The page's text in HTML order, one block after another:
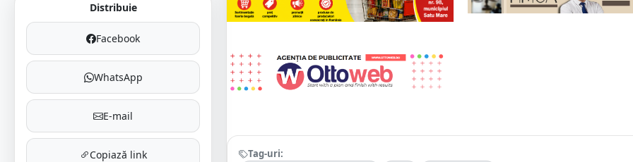
Distribuie
Facebook
WhatsApp
E-mail
Copiază link
Tag-uri: